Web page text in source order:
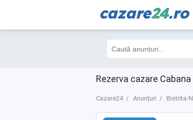
cazare24.ro
Rezerva cazare
Cazare24 Anunțuri Bistrita-
Filtre 4 Toate
1